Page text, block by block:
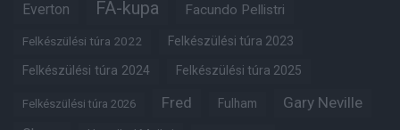
Everton FA-kupa Facundo Pellistri
Felkészülési túra 2022 Felkészülési túra 2023
Felkészülési túra 2024 Felkészülési túra 2025
Felkészülési túra 2026 Fred Fulham Gary Neville